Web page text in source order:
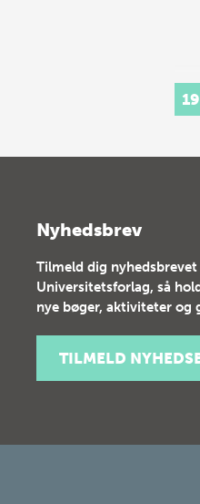
Nyhedsbrev
Tilmeld dig
Universitetsforlag, så
nye bøger, aktiviteter og
TILMELD